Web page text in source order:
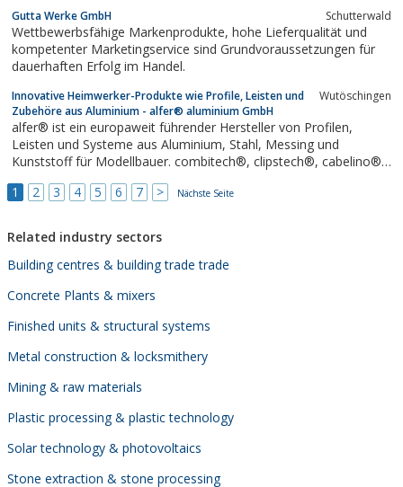
Maschen usw. ist es ebenfalls möglich, diese individuell zu
bestimmen und anfertigen zu...
Gutta Werke GmbH Schutterwald
Wettbewerbsfähige Markenprodukte, hohe Lieferqualität und
kompetenter Marketingservice sind Grundvoraussetzungen für
dauerhaften Erfolg im Handel.
Innovative Heimwerker-Produkte wie Profile, Leisten und
Zubehöre aus Aluminium - alfer® aluminium GmbH
Wutöschingen
alfer® ist ein europaweit führender Hersteller von Profilen,
Leisten und Systeme aus Aluminium, Stahl, Messing und
Kunststoff für Modellbauer. combitech®, clipstech®, cabelino®,
1 2 3 4 5 6 7 > Nächste Seite
Related industry sectors
Building centres & building trade trade
Concrete Plants & mixers
Finished units & structural systems
Metal construction & locksmithery
Mining & raw materials
Plastic processing & plastic technology
Solar technology & photovoltaics
Stone extraction & stone processing